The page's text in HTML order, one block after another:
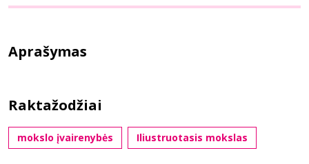
Aprašymas
Raktažodžiai
mokslo įvairenybės Iliustruotasis mokslas